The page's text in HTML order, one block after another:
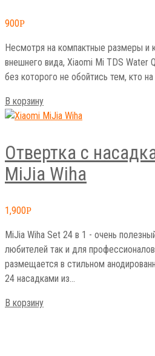
900Р
Несмотря на компактные размеры и
внешнего вида, Xiaomi Mi TDS Water
без которого не обойтись тем, кто
В корзину
Отвертка с
MiJia Wiha
1,900Р
MiJia Wiha Set 24 в 1 - очень
любителей так и для
размещается в стильном
24 насадками из…
В корзину